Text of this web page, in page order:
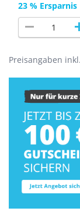
23 % Ersparnis
remove
Preisangaben